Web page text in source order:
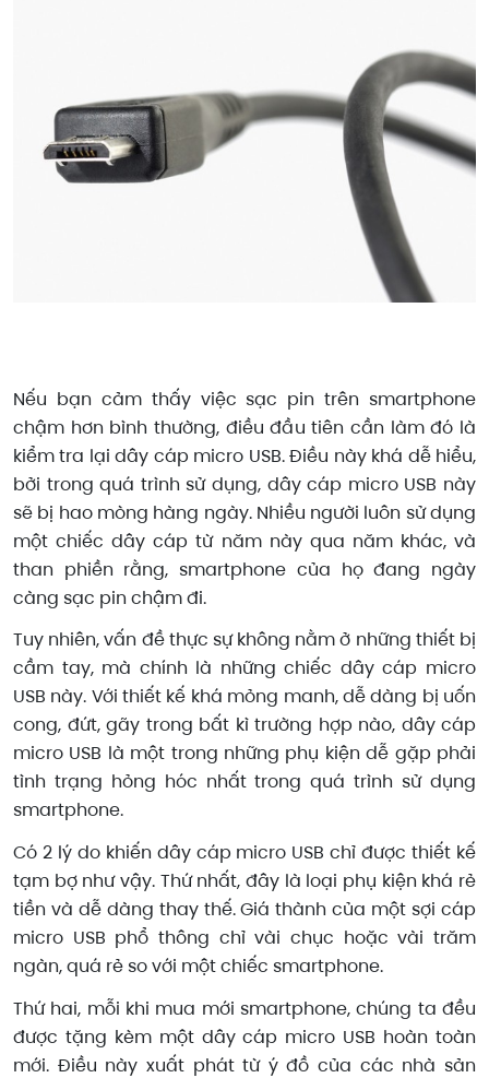
Nếu bạn cảm thấy việc sạc pin trên smartphone
chậm hơn bình thường, điều đầu tiên cần làm đó là
kiểm tra lại dây cáp micro USB. Điều này khá dễ hiểu,
bởi trong quá trình sử dụng, dây cáp micro USB này
sẽ bị hao mòng hàng ngày. Nhiều người luôn sử dụng
một chiếc dây cáp từ năm này qua năm khác, và
than phiền rằng, smartphone của họ đang ngày
càng sạc pin chậm đi.
Tuy nhiên, vấn đề thực sự không nằm ở những thiết bị
cầm tay, mà chính là những chiếc dây cáp micro
USB này. Với thiết kế khá mỏng manh, dễ dàng bị uốn
cong, đứt, gãy trong bất kì trường hợp nào, dây cáp
micro USB là một trong những phụ kiện dễ gặp phải
tình trạng hỏng hóc nhất trong quá trình sử dụng
smartphone.
Có 2 lý do khiến dây cáp micro USB chỉ được thiết kế
tạm bợ như vậy. Thứ nhất, đây là loại phụ kiện khá rẻ
tiền và dễ dàng thay thế. Giá thành của một sợi cáp
micro USB phổ thông chỉ vài chục hoặc vài trăm
ngàn, quá rẻ so với một chiếc smartphone.
Thứ hai, mỗi khi mua mới smartphone, chúng ta đều
được tặng kèm một dây cáp micro USB hoàn toàn
mới. Điều này xuất phát từ ý đồ của các nhà sản